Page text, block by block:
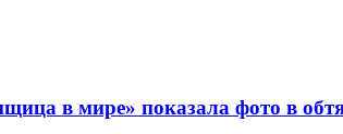
в мире» показала фото в